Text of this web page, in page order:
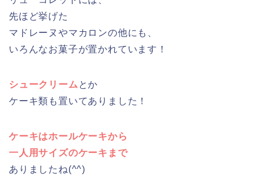
先ほど挙げた
マドレーヌやマカロンの他にも、
いろんなお菓子が置かれています！
シュークリーム とか
ケーキ類も置いてありました！
ケーキはホールケーキから
一人用サイズのケーキまで
ありましたね(^^)